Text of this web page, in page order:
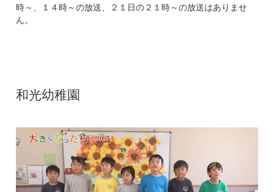
時～、１４時～の放送、２１日の２１時～の放送はありませ
ん。
和光幼稚園